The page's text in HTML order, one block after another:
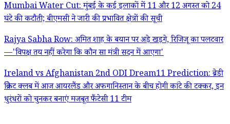
Mumbai Water Cut: मुंबई के कई इलाकों में 11 और 12 अगस्त को 24
घंटे की कटौती; बीएमसी ने जारी की प्रभावित क्षेत्रों की सूची
Rajya Sabha Row: अमित शाह के बयान पर अड़े खड़गे, रिजिजू का पलटवार
—'विपक्ष तय नहीं करेगा कि कौन सा मंत्री सदन में आएगा'
Ireland vs Afghanistan 2nd ODI Dream11 Prediction: ब्रेडी
क्रिकेट क्लब में आज आयरलैंड और अफगानिस्तान के बीच होगी कांटे की टक्कर, इन
धुरंधरों को चुनकर बनाएं मजबूत फैंटेसी 11 टीम